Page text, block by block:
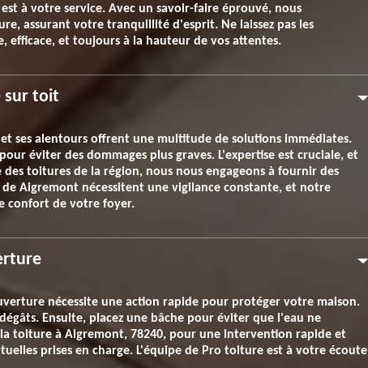
à votre service. Avec un savoir-faire éprouvé, nous
assurant votre tranquillité d'esprit. Ne laissez pas les
efficace, et toujours à la hauteur de vos attentes.
sur toit
ses alentours offrent une multitude de solutions immédiates.
éviter des dommages plus graves. L'expertise est cruciale, et
toitures de la région, nous nous engageons à fournir des
Aigremont nécessitent une vigilance constante, et notre
confort de votre foyer.
nécessite une action rapide pour protéger votre maison.
Ensuite, placez une bâche pour éviter que l'eau ne
toiture à Aigremont, 78240, pour une intervention rapide et
prises en charge. L'équipe de Pro toiture est à votre écoute